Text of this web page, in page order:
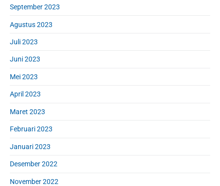
September 2023
Agustus 2023
Juli 2023
Juni 2023
Mei 2023
April 2023
Maret 2023
Februari 2023
Januari 2023
Desember 2022
November 2022